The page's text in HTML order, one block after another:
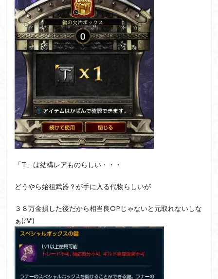
「T」は結構レアものらしい・・・
どうやら始祖武器？が手に入る代物らしいが
３８万金損した後だから相当良OPじゃないと元取れないしな
ぁ(;’∀’)